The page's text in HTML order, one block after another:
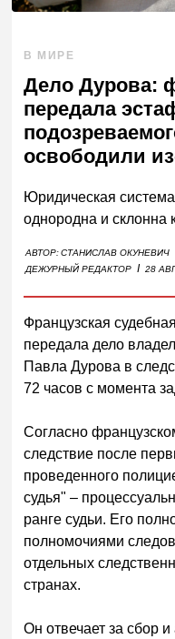
В МИРЕ
Дело Дурова:
передала
освободили
Юридическая
однородна и склонна
АВТОР:СТАНИСЛАВ ОКУНЕВИЧ
ДЕЖУРНЫЙ РЕДАКТОР I 28
Французская
передала дело
Павла Дурова в
72 часов с момента
Согласно
следствие после
проведенного
судья" –
ранге судьи. Его
полномочиями
отдельных
странах.
Он отвечает за сбор и